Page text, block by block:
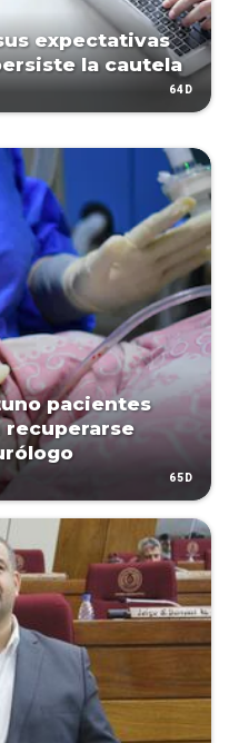
expectativas
la cautela
64D
pacientes
recuperarse
65D